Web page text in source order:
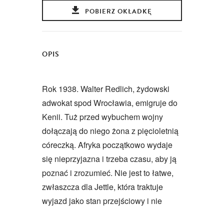
POBIERZ OKŁADKĘ
OPIS
Rok 1938. Walter Redlich, żydowski
adwokat spod Wrocławia, emigruje do
Kenii. Tuż przed wybuchem wojny
dołączają do niego żona z pięcioletnią
córeczką. Afryka początkowo wydaje
się nieprzyjazna i trzeba czasu, aby ją
poznać i zrozumieć. Nie jest to łatwe,
zwłaszcza dla Jettle, która traktuje
wyjazd jako stan przejściowy i nie